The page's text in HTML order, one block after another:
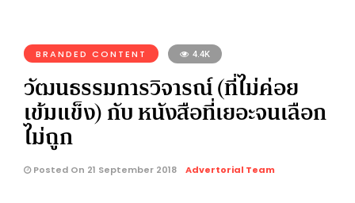
BRANDED CONTENT 4.4K
วัฒนธรรมการวิจารณ์ (ที่ไม่ค่อย
เข้มแข็ง) กับ หนังสือที่เยอะจนเลือก
ไม่ถูก
Posted On 21 September 2018 Advertorial Team